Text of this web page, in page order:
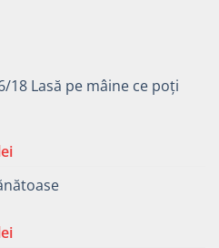
18 Lasă pe mâine ce poți
Prețul
este:
Prețul